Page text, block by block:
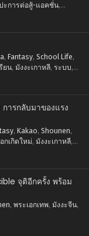
ะการต่อสู้-แอคชั่น,
, Fantasy, School Life,
ยน, มังงะเกาหลี, ระบบ,
ารกลับมาของแรง
, Kakao, Shounen,
กเกิดใหม่, มังงะเกาหลี,
จุติอีกครั้ง พร้อม
, พระเอกเทพ, มังงะจีน,